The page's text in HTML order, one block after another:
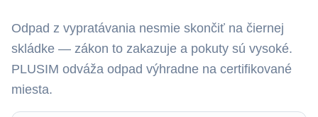
Odpad z vypratávania nesmie skončiť na čiernej
skládke — zákon to zakazuje a pokuty sú vysoké.
PLUSIM odváža odpad výhradne na certifikované
miesta.